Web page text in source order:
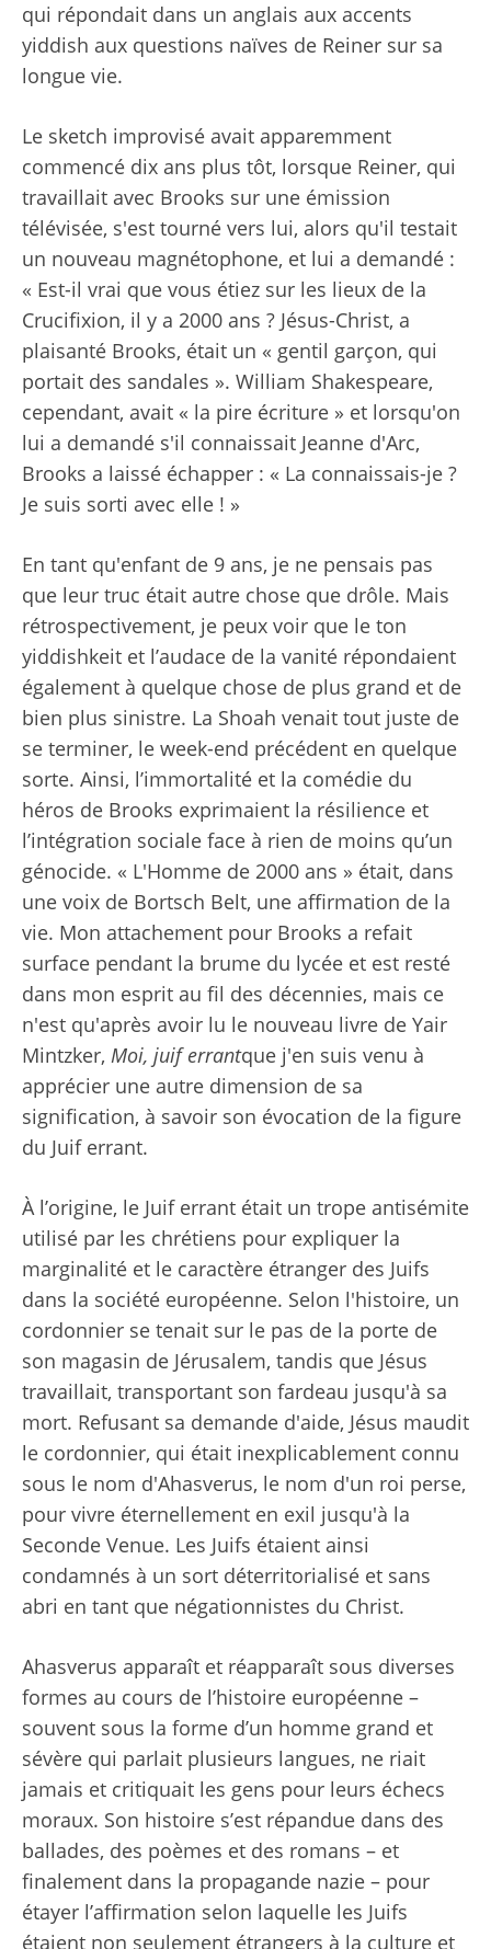
qui répondait dans un anglais aux accents
yiddish aux questions naïves de Reiner sur sa
longue vie.
Le sketch improvisé avait apparemment
commencé dix ans plus tôt, lorsque Reiner, qui
travaillait avec Brooks sur une émission
télévisée, s'est tourné vers lui, alors qu'il testait
un nouveau magnétophone, et lui a demandé :
« Est-il vrai que vous étiez sur les lieux de la
Crucifixion, il y a 2000 ans ? Jésus-Christ, a
plaisanté Brooks, était un « gentil garçon, qui
portait des sandales ». William Shakespeare,
cependant, avait « la pire écriture » et lorsqu'on
lui a demandé s'il connaissait Jeanne d'Arc,
Brooks a laissé échapper : « La connaissais-je ?
Je suis sorti avec elle ! »
En tant qu'enfant de 9 ans, je ne pensais pas
que leur truc était autre chose que drôle. Mais
rétrospectivement, je peux voir que le ton
yiddishkeit et l’audace de la vanité répondaient
également à quelque chose de plus grand et de
bien plus sinistre. La Shoah venait tout juste de
se terminer, le week-end précédent en quelque
sorte. Ainsi, l’immortalité et la comédie du
héros de Brooks exprimaient la résilience et
l’intégration sociale face à rien de moins qu’un
génocide. « L'Homme de 2000 ans » était, dans
une voix de Bortsch Belt, une affirmation de la
vie. Mon attachement pour Brooks a refait
surface pendant la brume du lycée et est resté
dans mon esprit au fil des décennies, mais ce
n'est qu'après avoir lu le nouveau livre de Yair
Mintzker, Moi, juif errantque j'en suis venu à
apprécier une autre dimension de sa
signification, à savoir son évocation de la figure
du Juif errant.
À l’origine, le Juif errant était un trope antisémite
utilisé par les chrétiens pour expliquer la
marginalité et le caractère étranger des Juifs
dans la société européenne. Selon l'histoire, un
cordonnier se tenait sur le pas de la porte de
son magasin de Jérusalem, tandis que Jésus
travaillait, transportant son fardeau jusqu'à sa
mort. Refusant sa demande d'aide, Jésus maudit
le cordonnier, qui était inexplicablement connu
sous le nom d'Ahasverus, le nom d'un roi perse,
pour vivre éternellement en exil jusqu'à la
Seconde Venue. Les Juifs étaient ainsi
condamnés à un sort déterritorialisé et sans
abri en tant que négationnistes du Christ.
Ahasverus apparaît et réapparaît sous diverses
formes au cours de l’histoire européenne –
souvent sous la forme d’un homme grand et
sévère qui parlait plusieurs langues, ne riait
jamais et critiquait les gens pour leurs échecs
moraux. Son histoire s’est répandue dans des
ballades, des poèmes et des romans – et
finalement dans la propagande nazie – pour
étayer l’affirmation selon laquelle les Juifs
étaient non seulement étrangers à la culture et